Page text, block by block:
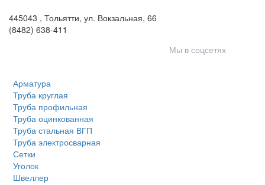
445043 , Тольятти, ул. Вокзальная, 66
(8482) 638-411
Мы в соцсетях
Арматура
Труба круглая
Труба профильная
Труба оцинкованная
Труба стальная ВГП
Труба электросварная
Сетки
Уголок
Швеллер